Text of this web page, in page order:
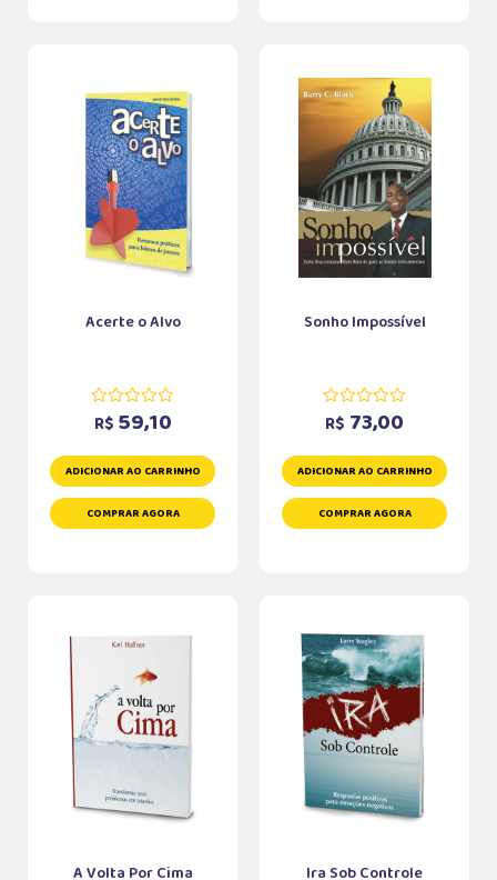
Acerte o Alvo
R$ 59,10
ADICIONAR AO CARRINHO
COMPRAR AGORA
Sonho Impossível
R$ 73,00
ADICIONAR AO CARRINHO
COMPRAR AGORA
A Volta Por Cima Ira Sob Controle